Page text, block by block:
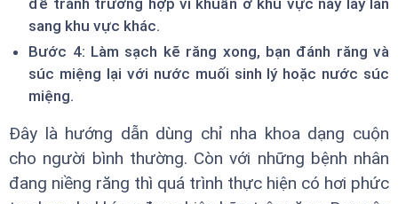
để tránh trường hợp vi khuẩn ở khu vực này lây lan
sang khu vực khác.
Bước 4: Làm sạch kẽ răng xong, bạn đánh răng và
súc miệng lại với nước muối sinh lý hoặc nước súc
miệng.
Đây là hướng dẫn dùng chỉ nha khoa dạng cuộn
cho người bình thường. Còn với những bệnh nhân
đang niềng răng thì quá trình thực hiện có hơi phức